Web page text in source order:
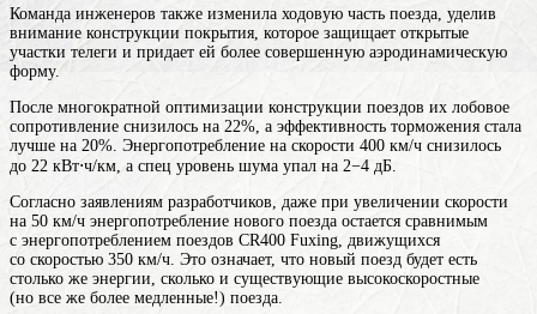
Команда инженеров также изменила ходовую часть поезда, уделив
внимание конструкции покрытия, которое защищает открытые
участки телеги и придает ей более совершенную аэродинамическую
форму.
После многократной оптимизации конструкции поездов их лобовое
сопротивление снизилось на 22%, а эффективность торможения стала
лучше на 20%. Энергопотребление на скорости 400 км/ч снизилось
до 22 кВт⋅ч/км, а спец уровень шума упал на 2−4 дБ.
Согласно заявлениям разработчиков, даже при увеличении скорости
на 50 км/ч энергопотребление нового поезда остается сравнимым
с энергопотреблением поездов CR400 Fuxing, движущихся
со скоростью 350 км/ч. Это означает, что новый поезд будет есть
столько же энергии, сколько и существующие высокоскоростные
(но все же более медленные!) поезда.